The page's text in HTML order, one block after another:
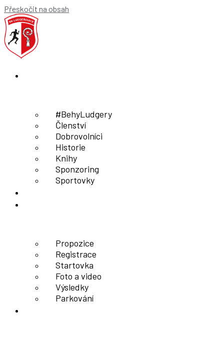
Přeskočit na obsah
#BehyLudgery
Členství
Dobrovolníci
Historie
Knihy
Sponzoring
Sportovky
Propozice
Registrace
Startovka
Foto a video
Výsledky
Parkování